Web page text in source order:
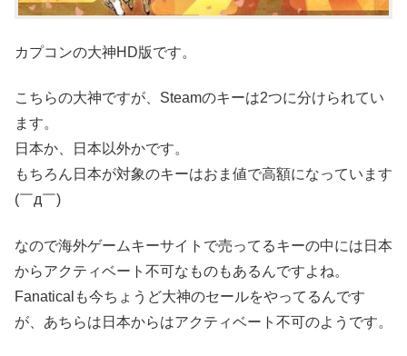
カプコンの大神HD版です。
こちらの大神ですが、Steamのキーは2つに分けられてい
ます。
日本か、日本以外かです。
もちろん日本が対象のキーはおま値で高額になっています
(￣д￣)
なので海外ゲームキーサイトで売ってるキーの中には日本
からアクティベート不可なものもあるんですよね。
Fanaticalも今ちょうど大神のセールをやってるんです
が、あちらは日本からはアクティベート不可のようです。